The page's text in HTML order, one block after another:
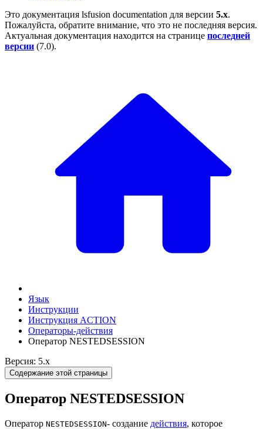
Это документация lsfusion documentation для версии 5.x.
Пожалуйста, обратите внимание, что это не последняя версия.
Актуальная документация находится на странице последней
версии (7.0).
Язык
Инструкции
Инструкция ACTION
Операторы-действия
Оператор NESTEDSESSION
Версия: 5.x
Содержание этой страницы
Оператор NESTEDSESSION
Оператор NESTEDSESSION- создание действия, которое